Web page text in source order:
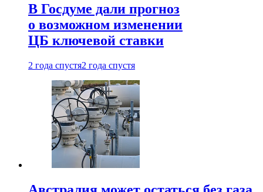
В Госдуме дали прогноз
о возможном изменении
ЦБ ключевой ставки
2 года спустя2 года спустя